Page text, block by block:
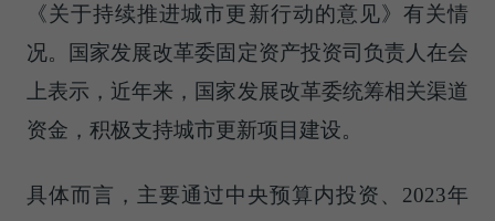
《关于持续推进城市更新行动的意见》有关情
况。国家发展改革委固定资产投资司负责人在会
上表示，近年来，国家发展改革委统筹相关渠道
资金，积极支持城市更新项目建设。
具体而言，主要通过中央预算内投资、2023年